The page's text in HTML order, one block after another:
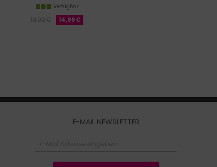
Verfügbar
19,99 € 14,99 €
E-MAIL NEWSLETTER